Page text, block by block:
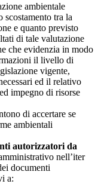
ambientale
scostamento tra la
e quanto previsto
di tale valutazione
che evidenzia in modo
il livello di
vigente,
ed il relativo
impegno di risorse
di accertare se
ambientali
autorizzatori da
nell’iter
documenti
a: